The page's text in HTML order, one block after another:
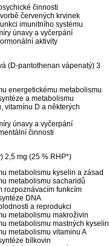
činnosti
červených krvinek
imunitního systému
únavy a vyčerpání
aktivity
(D-pantothenan vápenatý) 3
energetickému metabolismu
a metabolismu
vitamínu D a některých
únavy a vyčerpání
činnosti
2,5 mg (25 % RHP*)
metabolismu kyselin a zásad
metabolismu sacharidů
rozpoznávacím funkcím
DNA
a reprodukci
metabolismu makroživin
metabolismu mastných kyselin
metabolismu vitaminu A
bílkovin